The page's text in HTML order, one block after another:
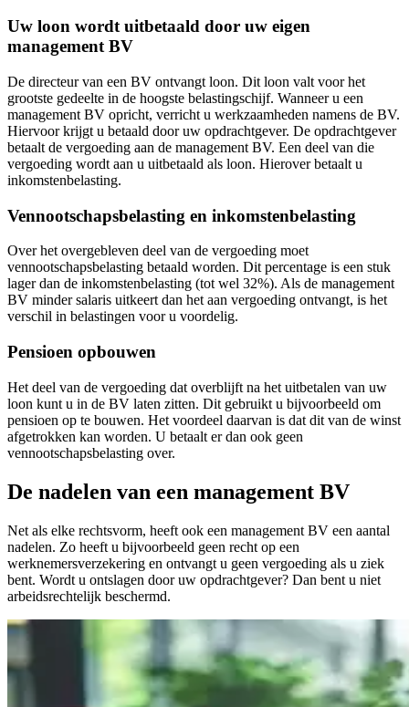
Uw loon wordt uitbetaald door uw eigen
management BV
De directeur van een BV ontvangt loon. Dit loon valt voor het
grootste gedeelte in de hoogste belastingschijf. Wanneer u een
management BV opricht, verricht u werkzaamheden namens de BV.
Hiervoor krijgt u betaald door uw opdrachtgever. De opdrachtgever
betaalt de vergoeding aan de management BV. Een deel van die
vergoeding wordt aan u uitbetaald als loon. Hierover betaalt u
inkomstenbelasting.
Vennootschapsbelasting en inkomstenbelasting
Over het overgebleven deel van de vergoeding moet
vennootschapsbelasting betaald worden. Dit percentage is een stuk
lager dan de inkomstenbelasting (tot wel 32%). Als de management
BV minder salaris uitkeert dan het aan vergoeding ontvangt, is het
verschil in belastingen voor u voordelig.
Pensioen opbouwen
Het deel van de vergoeding dat overblijft na het uitbetalen van uw
loon kunt u in de BV laten zitten. Dit gebruikt u bijvoorbeeld om
pensioen op te bouwen. Het voordeel daarvan is dat dit van de winst
afgetrokken kan worden. U betaalt er dan ook geen
vennootschapsbelasting over.
De nadelen van een management BV
Net als elke rechtsvorm, heeft ook een management BV een aantal
nadelen. Zo heeft u bijvoorbeeld geen recht op een
werknemersverzekering en ontvangt u geen vergoeding als u ziek
bent. Wordt u ontslagen door uw opdrachtgever? Dan bent u niet
arbeidsrechtelijk beschermd.